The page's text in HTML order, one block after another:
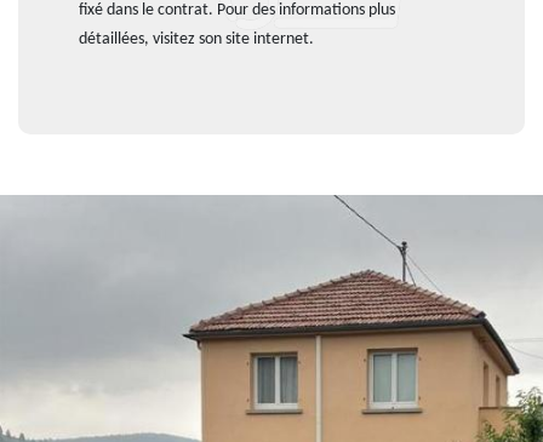
fixé dans le contrat. Pour des informations plus
détaillées, visitez son site internet.